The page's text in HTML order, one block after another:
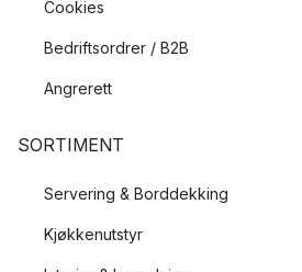
Cookies
Bedriftsordrer / B2B
Angrerett
SORTIMENT
Servering & Borddekking
Kjøkkenutstyr